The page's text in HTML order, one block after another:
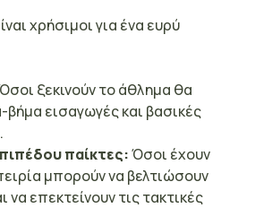
χρήσιμοι για ένα ευρύ
ξεκινούν το άθλημα θα
βήμα εισαγωγές και βασικές
παίκτες:Όσοι έχουν
μπορούν να βελτιώσουν
να επεκτείνουν τις τακτικές